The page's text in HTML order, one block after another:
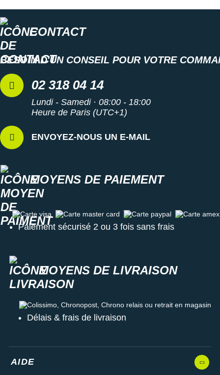
CONTACT
BESOIN D'UN CONSEIL POUR VOTRE
02 318 04 14
Lundi - Samedi · 08:00 - 18:00
Heure de Paris (UTC+1)
ENVOYEZ-NOUS UN E-MAIL
MOYENS DE PAIEMENT
Carte visa Carte master card Carte paypal Carte amex
Paiement sécurisé 2 ou 3 fois sans frais
MOYENS DE LIVRAISON
Colissimo, Chronopost, Chrono relais ou retrait en magasin
Délais & frais de livraison
AIDE